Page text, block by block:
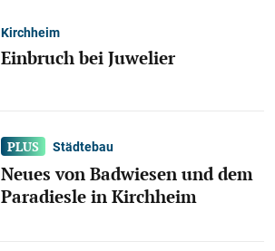
Kirchheim
Einbruch bei Juwelier
Städtebau
Neues von Badwiesen und dem
Paradiesle in Kirchheim